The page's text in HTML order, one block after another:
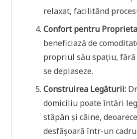
relaxat, facilitând
Confort pentru
beneficiază de
propriul său spațiu, fără
se deplaseze.
Construirea Legăturii:
domiciliu poate întări
stăpân și câine,
desfășoară într-un